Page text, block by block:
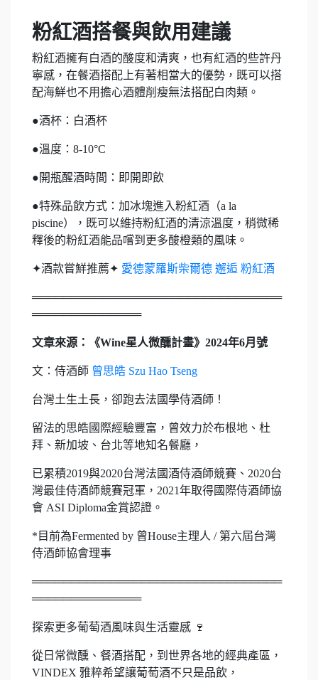
粉紅酒搭餐與飲用建議
粉紅酒擁有白酒的酸度和清爽，也有紅酒的些許丹
寧感，在餐酒搭配上有著相當大的優勢，既可以搭
配海鮮也不用擔心酒體削瘦無法搭配白肉類。
●酒杯：白酒杯
●溫度：8-10°C
●開瓶醒酒時間：即開即飲
●特殊品飲方式：加冰塊進入粉紅酒（a la
piscine），既可以維持粉紅酒的清涼溫度，稍微稀
釋後的粉紅酒能品嚐到更多酸橙類的風味。
✦​​​酒款嘗鮮推薦✦ 愛德蒙羅斯柴爾德 邂逅 粉紅酒
════════════════════════════════
══════════════
文章來源：《Wine星人微醺計畫》2024年6月號
文：侍酒師 曾思皓 Szu Hao Tseng
台灣土生土長，卻跑去法國學侍酒師！
留法的思皓國際經驗豐富，曾效力於布根地、杜
拜、新加坡、台北等地知名餐廳，
已累積2019與2020台灣法國酒侍酒師競賽、2020台
灣最佳侍酒師競賽冠軍，2021年取得國際侍酒師協
會 ASI Diploma金賞認證。
*目前為Fermented by 曾House主理人 / 第六屆台灣
侍酒師協會理事
════════════════════════════════
══════════════
探索更多葡萄酒風味與生活靈感 🍷
從日常微醺、餐酒搭配，到世界各地的經典產區，
VINDEX 雅粹希望讓葡萄酒不只是品飲，